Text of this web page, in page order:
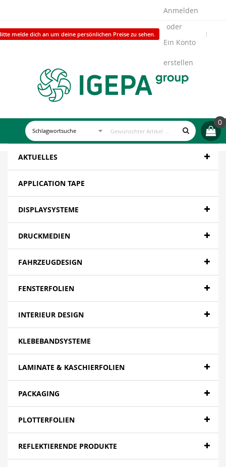
melde dich an um deine persönlichen Preise zu sehen.
Anmelden
Ein Konto
erstellen
0
AKTUELLES
APPLICATION TAPE
DISPLAYSYSTEME
DRUCKMEDIEN
FAHRZEUGDESIGN
FENSTERFOLIEN
INTERIEUR DESIGN
KLEBEBANDSYSTEME
LAMINATE & KASCHIERFOLIEN
PACKAGING
PLOTTERFOLIEN
REFLEKTIERENDE PRODUKTE